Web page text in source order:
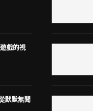
戲的視
默默無聞